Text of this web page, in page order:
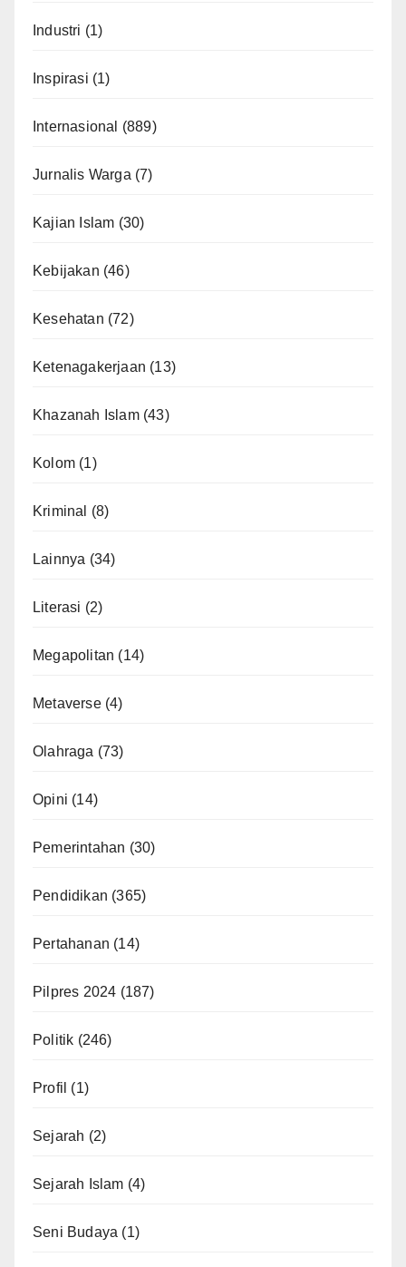
Industri (1)
Inspirasi (1)
Internasional (889)
Jurnalis Warga (7)
Kajian Islam (30)
Kebijakan (46)
Kesehatan (72)
Ketenagakerjaan (13)
Khazanah Islam(43)
Kolom (1)
Kriminal (8)
Lainnya (34)
Literasi (2)
Megapolitan (14)
Metaverse(4)
Olahraga (73)
Opini (14)
Pemerintahan (30)
Pendidikan (365)
Pertahanan (14)
Pilpres 2024 (187)
Politik (246)
Profil (1)
Sejarah (2)
Sejarah Islam (4)
Seni Budaya (1)